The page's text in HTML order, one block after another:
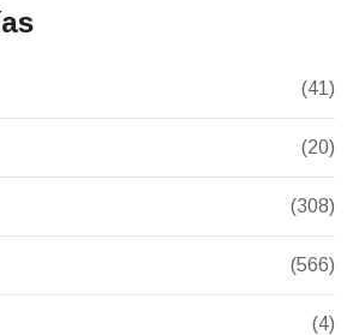
(41)
(20)
(308)
(566)
(4)